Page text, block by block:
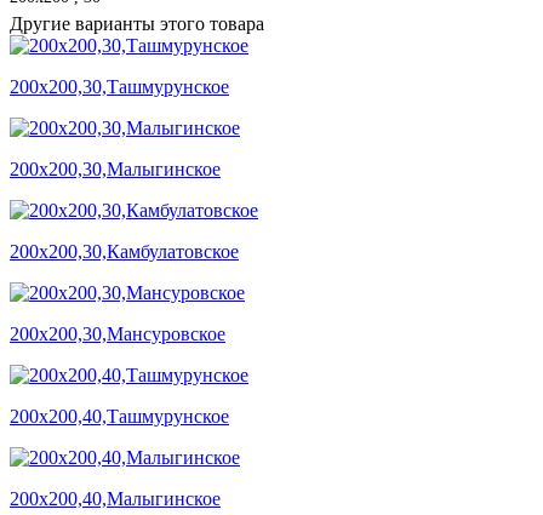
Другие варианты этого товара
200х200,30,Ташмурунское
200х200,30,Малыгинское
200х200,30,Камбулатовское
200х200,30,Мансуровское
200х200,40,Ташмурунское
200х200,40,Малыгинское